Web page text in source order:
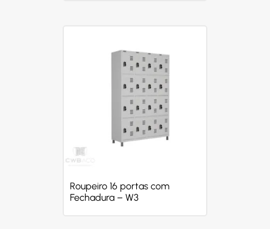
Roupeiro 16 portas com
Fechadura – W3